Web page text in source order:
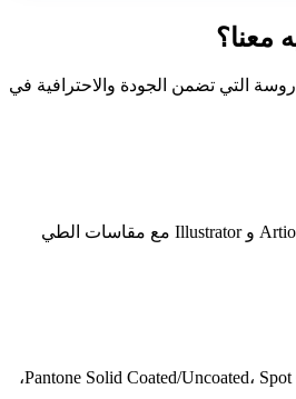
معنا؟
التي تضمن الجودة والاحترافية في
Dielines احترافية ب ArtiosCAD و Illustrator مع مقاسات الطي
إدارة ألوان دقيقة ب Pantone Solid Coated/Uncoated، Spot Colors،